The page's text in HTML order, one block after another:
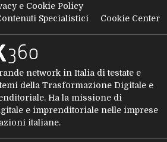
e Cookie Policy
Specialistici
Cookie Center
network in Italia di testate e
della Trasformazione Digitale e
Ha la missione di
e imprenditoriale nelle imprese
italiane.